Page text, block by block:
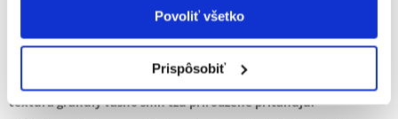
Povoliť všetko
Prispôsobiť
Granula krmiva ROYAL CANIN® Shih Tzu Puppy je vytvorená špeciálne
pre brachycefalické čeľuste tohto plemena.
Tvar granuly umožňuje
ľahké uchopovaniea núti psa k dôkladnému žuvaniu.Vôňa a
textúra granuly vášho shih tzu prirodzene priťahujú.